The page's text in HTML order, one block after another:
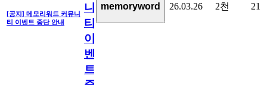
[공지] 메모리워드 커뮤니
티 이벤트 중단 안내
니
티
이
벤
트
memoryword 26.03.26 2천 21